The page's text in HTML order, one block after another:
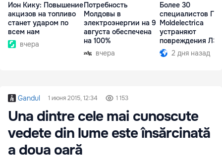
Ион Кику: Повышение
акцизов на топливо
станет ударом по
всем нам
вчера
Потребность
Молдовы в
электроэнергии на 9
августа обеспечена
на 100%
вчера
Более 30
специалистов ГП
Moldelectrica
устраняют
повреждения
Бельцы-
2 дня назад
Gandul 1 июня 2015, 12:34 1 153
Una dintre cele mai cunoscute
vedete din lume este însărcinată
a doua oară